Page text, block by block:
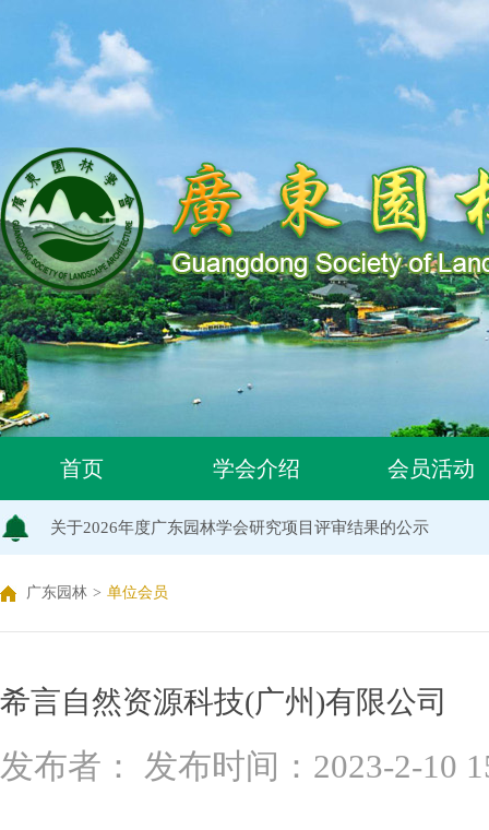
首页 学会介绍 会员活动
关于同意318位个人为广东园林学会个人会员的通知
关于2026年度广东园林学会科学技术奖申报工作延期的通知
广东园林学会关于开展2026年广东风景园林优秀学子奖评选
关于推荐广东园林学会专家库候选人的通知（2026年度）
关于公布2026年度广东园林学会研究项目立项名单的通知
关于申报2026年度广东园林学会科学技术奖的通知
关于2026年度广东园林学会研究项目评审结果的公示
广东园林学会关于缴纳2026年度单位会员会费的通知
广东园林 > 单位会员
希言自然资源科技(广州)有限公司
发布者： 发布时间：2023-2-10